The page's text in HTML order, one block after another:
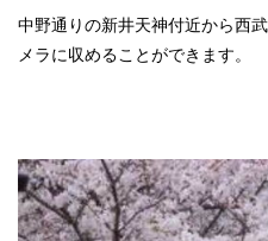
中野通りの新井天神付近から西
メラに収めることができます。